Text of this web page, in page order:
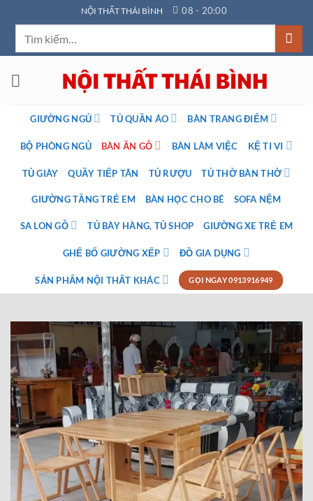
qua
dung
NỘI THẤT THÁI BÌNH 08 - 20:00
GIƯỜNG NGỦ TỦ QUẦN ÁO BÀN TRANG ĐIỂM
BỘ PHÒNG NGỦ BÀN ĂN GỖ BÀN LÀM VIỆC KỆ TI VI
TỦ GIÀY QUẦY TIẾP TÂN TỦ RƯỢU TỦ THỜ BÀN THỜ
GIƯỜNG TẦNG TRẺ EM BÀN HỌC CHO BÉ SOFA NỆM
SA LON GỖ TỦ BÀY HÀNG, TỦ SHOP GIƯỜNG XE TRẺ EM
GHẾ BỐ GIƯỜNG XẾP ĐỒ GIA DỤNG
SẢN PHẨM NỘI THẤT KHÁC GỌI NGAY 0913916949